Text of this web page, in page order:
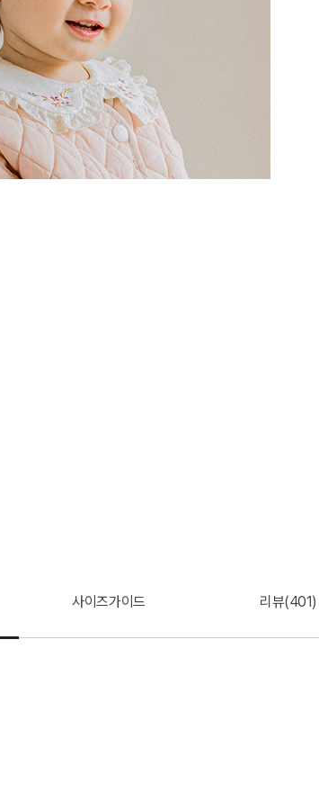
사이즈가이드 리뷰(401)